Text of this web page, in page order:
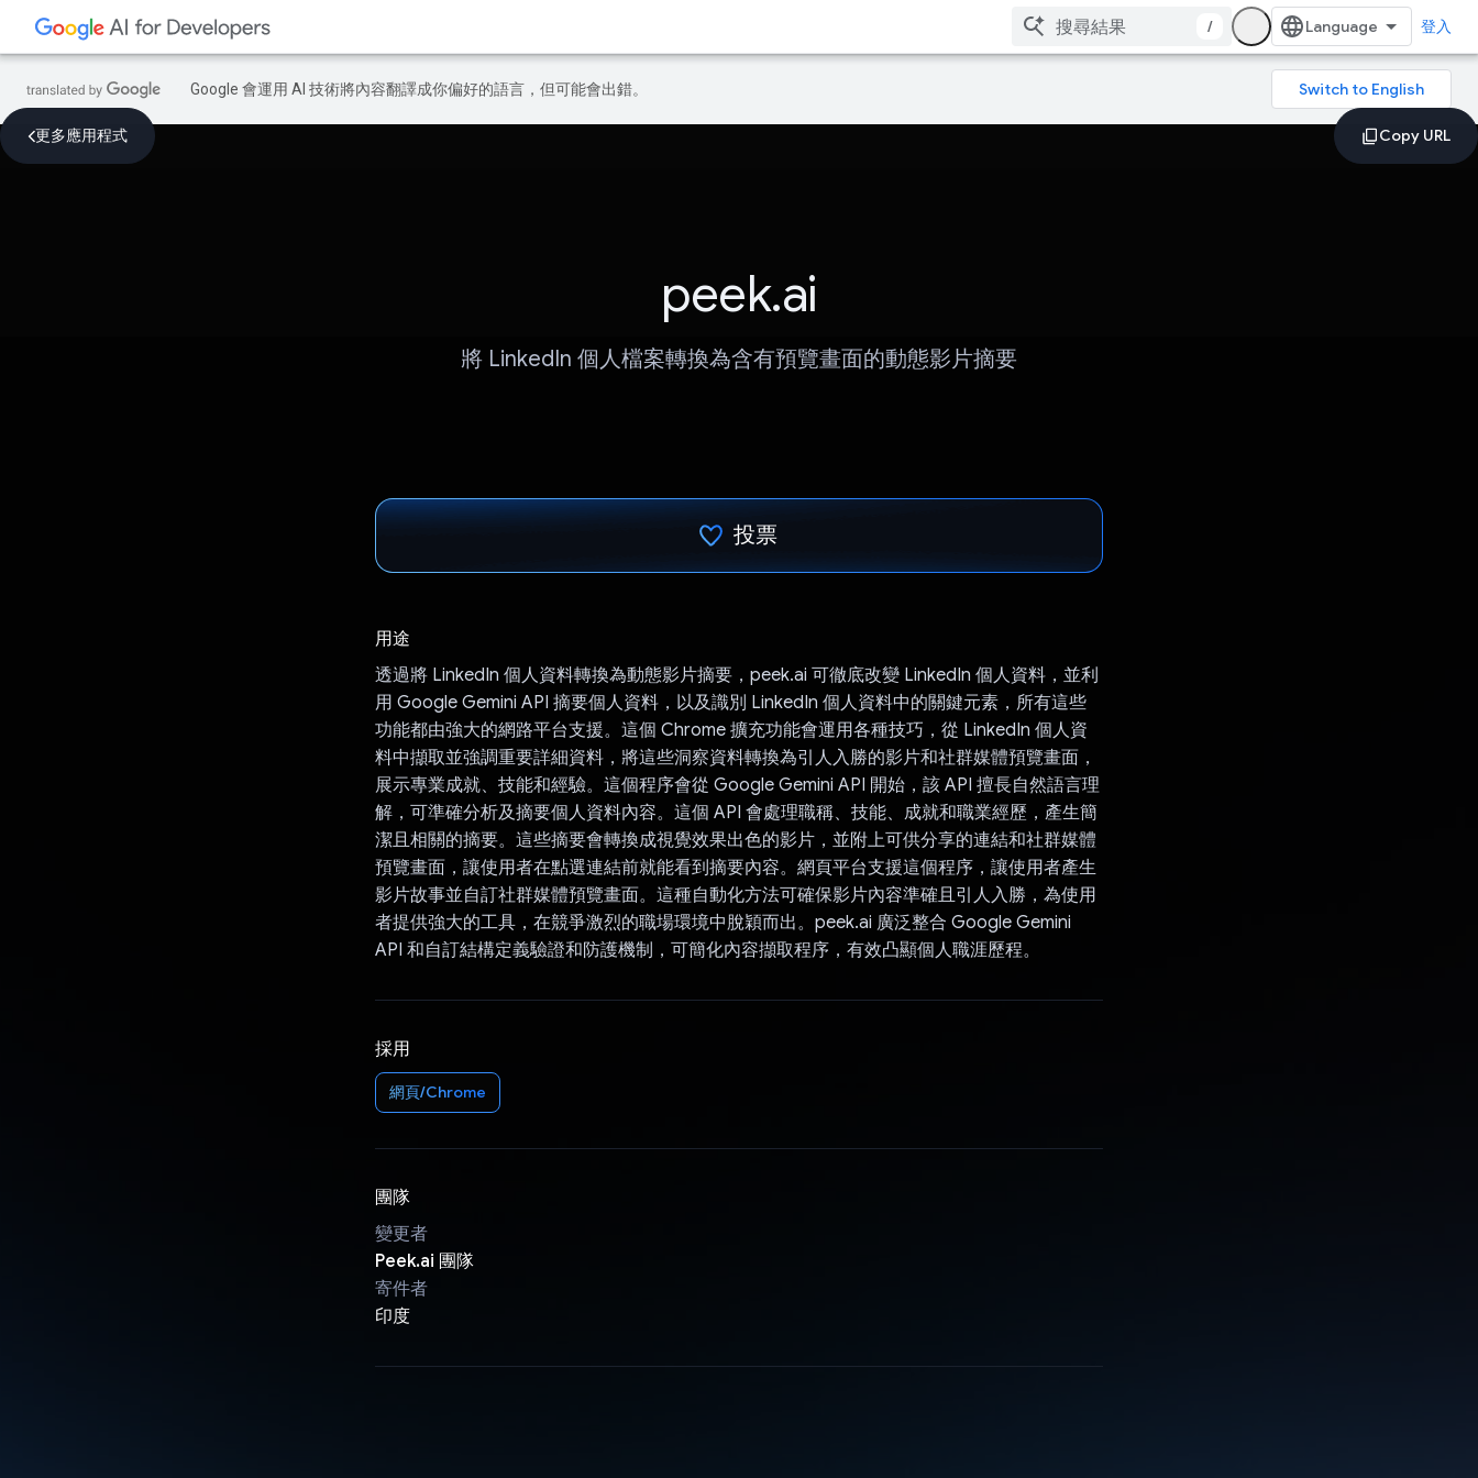
/ 登入
Google 會運用 AI 技術將內容翻譯成你偏好的語言，但可能會出錯。
更多應用程式
peek.ai
將 LinkedIn 個人檔案轉換為含有預覽畫面的動態影片摘要
投票
用途
透過將 LinkedIn 個人資料轉換為動態影片摘要，peek.ai 可徹底改變 LinkedIn 個人資料，並利
用 Google Gemini API 摘要個人資料，以及識別 LinkedIn 個人資料中的關鍵元素，所有這些
功能都由強大的網路平台支援。這個 Chrome 擴充功能會運用各種技巧，從 LinkedIn 個人資
料中擷取並強調重要詳細資料，將這些洞察資料轉換為引人入勝的影片和社群媒體預覽畫面，
展示專業成就、技能和經驗。這個程序會從 Google Gemini API 開始，該 API 擅長自然語言理
解，可準確分析及摘要個人資料內容。這個 API 會處理職稱、技能、成就和職業經歷，產生簡
潔且相關的摘要。這些摘要會轉換成視覺效果出色的影片，並附上可供分享的連結和社群媒體
預覽畫面，讓使用者在點選連結前就能看到摘要內容。網頁平台支援這個程序，讓使用者產生
影片故事並自訂社群媒體預覽畫面。這種自動化方法可確保影片內容準確且引人入勝，為使用
者提供強大的工具，在競爭激烈的職場環境中脫穎而出。peek.ai 廣泛整合 Google Gemini
API 和自訂結構定義驗證和防護機制，可簡化內容擷取程序，有效凸顯個人職涯歷程。
採用
網頁/Chrome
團隊
變更者
Peek.ai 團隊
寄件者
印度